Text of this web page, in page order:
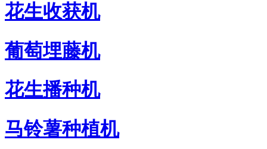
花生收获机
葡萄埋藤机
花生播种机
马铃薯种植机